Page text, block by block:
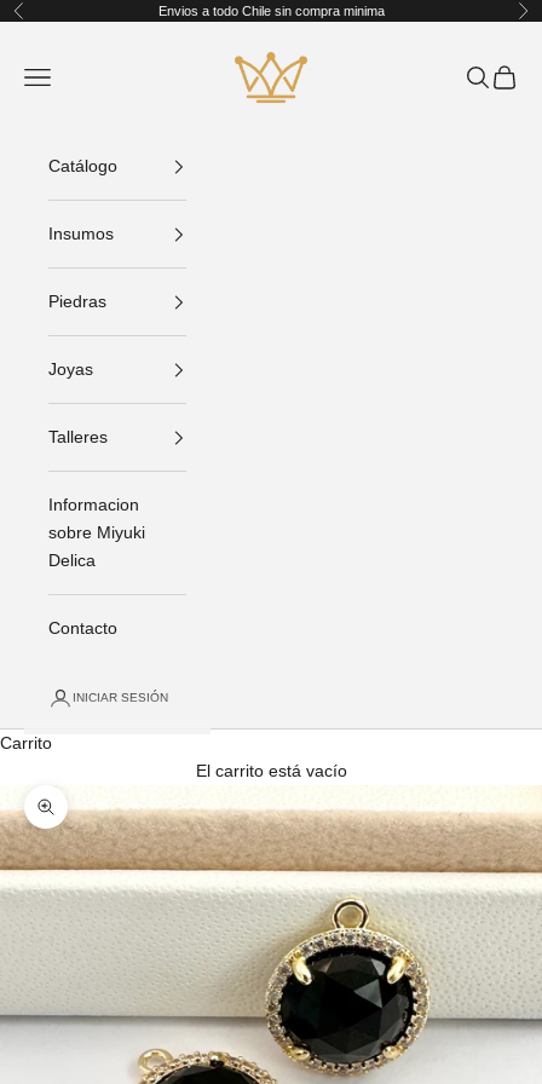
Ir al contenido
Anterior Envios a todo Chile sin compra minima
King Crafts
Abrir menú de navegación
AbrirAbrir
Catálogo
Insumos
Piedras
Joyas
Talleres
Informacion
sobre Miyuki
Delica
Contacto
INICIAR SESIÓN
Carrito
El carrito está vacío
Zoom